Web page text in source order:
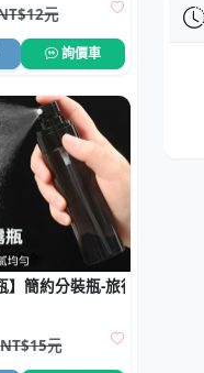
元
詢價車
袋
】簡約分裝瓶-旅行保養品噴壺
NT$15元